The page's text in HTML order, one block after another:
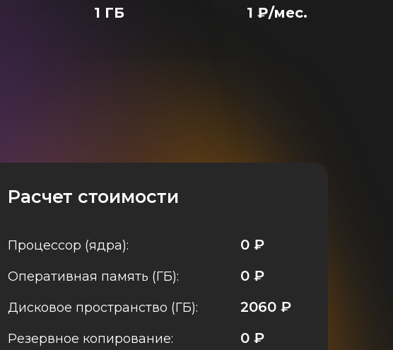
1 ₽/мес.
1 ГБ
0 ₽
0 ₽
2060 ₽
0 ₽
Резервное копирование:
Дисковое пространство (ГБ):
Оперативная память (ГБ):
Процессор (ядра):
Расчет стоимости